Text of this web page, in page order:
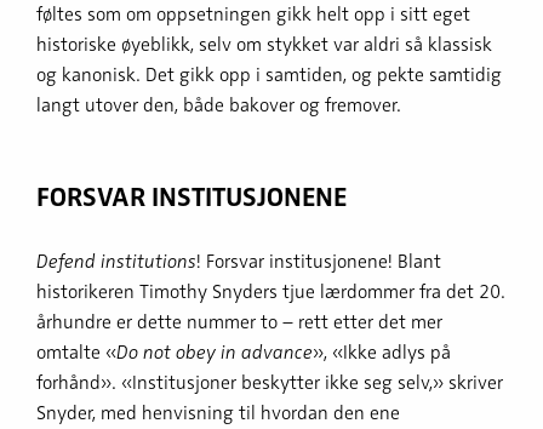
føltes som om oppsetningen gikk helt opp i sitt eget
historiske øyeblikk, selv om stykket var aldri så klassisk
og kanonisk. Det gikk opp i samtiden, og pekte samtidig
langt utover den, både bakover og fremover.
FORSVAR INSTITUSJONENE
Defend institutions! Forsvar institusjonene! Blant
historikeren Timothy Snyders tjue lærdommer fra det 20.
århundre er dette nummer to – rett etter det mer
omtalte «Do not obey in advance», «Ikke adlys på
forhånd». «Institusjoner beskytter ikke seg selv,» skriver
Snyder, med henvisning til hvordan den ene